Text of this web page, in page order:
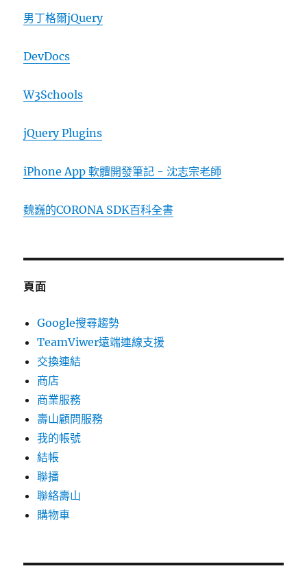
男丁格爾jQuery
DevDocs
W3Schools
jQuery Plugins
iPhone App 軟體開發筆記 - 沈志宗老師
魏巍的CORONA SDK百科全書
頁面
Google搜尋趨勢
TeamViwer遠端連線支援
交換連結
商店
商業服務
壽山顧問服務
我的帳號
結帳
聯播
聯絡壽山
購物車